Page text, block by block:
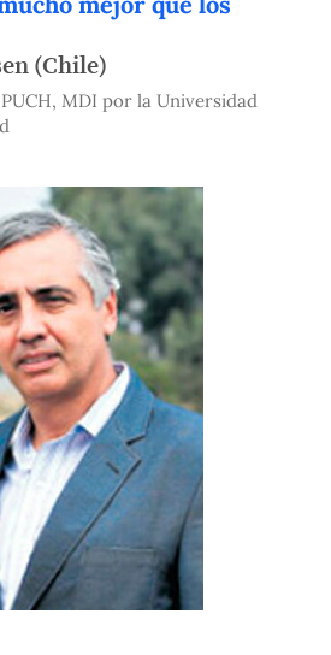
(Chile)
MDI por la Universidad